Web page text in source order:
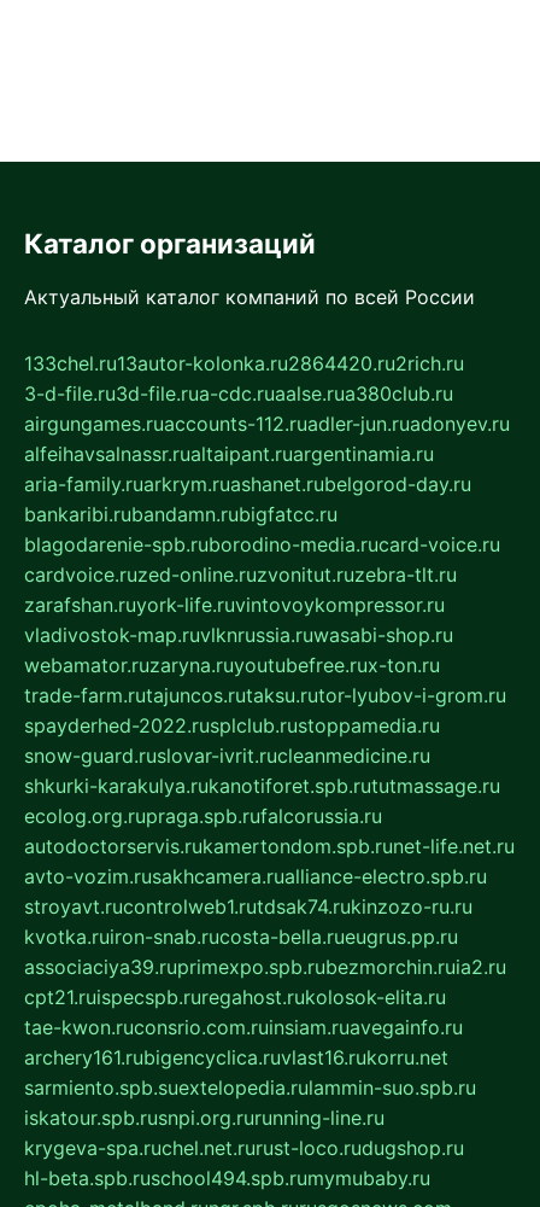
Каталог организаций
Актуальный каталог компаний по всей России
133chel.ru13autor-kolonka.ru2864420.ru2rich.ru
3-d-file.ru3d-file.rua-cdc.ruaalse.rua380club.ru
airgungames.ruaccounts-112.ruadler-jun.ruadonyev.ru
alfeihavsalnassr.rualtaipant.ruargentinamia.ru
aria-family.ruarkrym.ruashanet.rubelgorod-day.ru
bankaribi.rubandamn.rubigfatcc.ru
blagodarenie-spb.ruborodino-media.rucard-voice.ru
cardvoice.ruzed-online.ruzvonitut.ruzebra-tlt.ru
zarafshan.ruyork-life.ruvintovoykompressor.ru
vladivostok-map.ruvlknrussia.ruwasabi-shop.ru
webamator.ruzaryna.ruyoutubefree.rux-ton.ru
trade-farm.rutajuncos.rutaksu.rutor-lyubov-i-grom.ru
spayderhed-2022.rusplclub.rustoppamedia.ru
snow-guard.ruslovar-ivrit.rucleanmedicine.ru
shkurki-karakulya.rukanotiforet.spb.rututmassage.ru
ecolog.org.rupraga.spb.rufalcorussia.ru
autodoctorservis.rukamertondom.spb.runet-life.net.ru
avto-vozim.rusakhcamera.rualliance-electro.spb.ru
stroyavt.rucontrolweb1.rutdsak74.rukinzozo-ru.ru
kvotka.ruiron-snab.rucosta-bella.rueugrus.pp.ru
associaciya39.ruprimexpo.spb.rubezmorchin.ruia2.ru
cpt21.ruispecspb.ruregahost.rukolosok-elita.ru
tae-kwon.ruconsrio.com.ruinsiam.ruavegainfo.ru
archery161.rubigencyclica.ruvlast16.rukorru.net
sarmiento.spb.suextelopedia.rulammin-suo.spb.ru
iskatour.spb.rusnpi.org.rurunning-line.ru
krygeva-spa.ruchel.net.rurust-loco.rudugshop.ru
hl-beta.spb.ruschool494.spb.rumymubaby.ru